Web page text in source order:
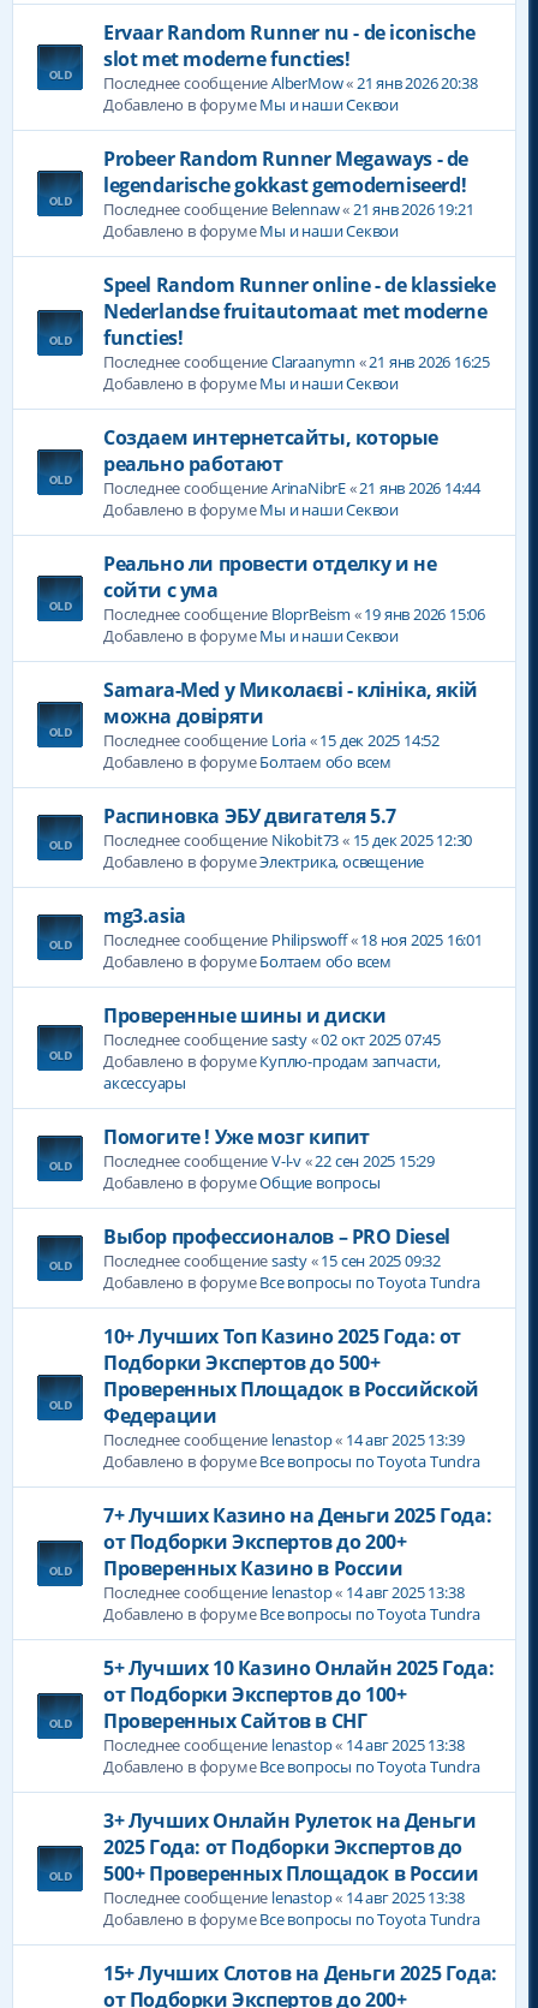
Ervaar Random Runner nu - de iconische
slot met moderne functies!
Последнее сообщениеAlberMow« 21 янв 2026 20:38
Добавлено в форумеМы и наши Секвои
Probeer Random Runner Megaways - de
legendarische gokkast gemoderniseerd!
Последнее сообщение Belennaw« 21 янв 2026 19:21
Добавлено в форумеМы и наши Секвои
Speel Random Runner online - de klassieke
Nederlandse fruitautomaat met moderne
functies!
Последнее сообщениеClaraanymn «21 янв 2026 16:25
Добавлено в форумеМы и наши Секвои
Создаем интернетсайты, которые
реально работают
Последнее сообщениеArinaNibrE«21 янв 2026 14:44
Добавлено в форумеМы и наши Секвои
Реально ли провести отделку и не
сойти с ума
Последнее сообщение BloprBeism «19 янв 2026 15:06
Добавлено в форумеМы и наши Секвои
Samara-Med у Миколаєві - клініка, якій
можна довіряти
Последнее сообщение Loria«15 дек 2025 14:52
Добавлено в форумеБолтаем обо всем
Распиновка ЭБУ двигателя 5.7
Последнее сообщение Nikobit73« 15 дек 2025 12:30
Добавлено в форумеЭлектрика, освещение
mg3.asia
Последнее сообщение Philipswoff«18 ноя 2025 16:01
Добавлено в форумеБолтаем обо всем
Проверенные шины и диски
Последнее сообщениеsasty«02 окт 2025 07:45
Добавлено в форумеКуплю-продам запчасти,
аксессуары
Помогите ! Уже мозг кипит
Последнее сообщениеV-l-v«22 сен 2025 15:29
Добавлено в форумеОбщие вопросы
Выбор профессионалов – PRO Diesel
Последнее сообщениеsasty«15 сен 2025 09:32
Добавлено в форумеВсе вопросы по Toyota Tundra
10+ Лучших Топ Казино 2025 Года: от
Подборки Экспертов до 500+
Проверенных Площадок в Российской
Федерации
Последнее сообщение lenastop« 14 авг 2025 13:39
Добавлено в форумеВсе вопросы по Toyota Tundra
7+ Лучших Казино на Деньги 2025 Года:
от Подборки Экспертов до 200+
Проверенных Казино в России
Последнее сообщение lenastop« 14 авг 2025 13:38
Добавлено в форумеВсе вопросы по Toyota Tundra
5+ Лучших 10 Казино Онлайн 2025 Года:
от Подборки Экспертов до 100+
Проверенных Сайтов в СНГ
Последнее сообщение lenastop« 14 авг 2025 13:38
Добавлено в форумеВсе вопросы по Toyota Tundra
3+ Лучших Онлайн Рулеток на Деньги
2025 Года: от Подборки Экспертов до
500+ Проверенных Площадок в России
Последнее сообщение lenastop« 14 авг 2025 13:38
Добавлено в форумеВсе вопросы по Toyota Tundra
15+ Лучших Слотов на Деньги 2025 Года:
от Подборки Экспертов до 200+